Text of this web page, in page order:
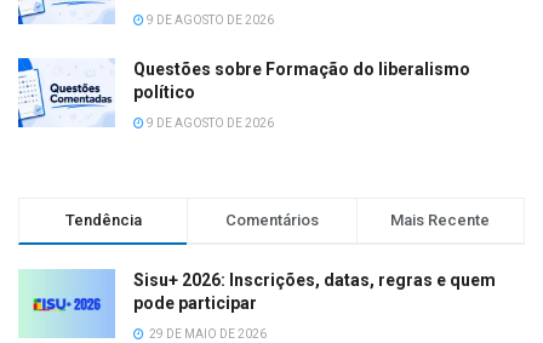
9 DE AGOSTO DE 2026
Questões sobre Formação do liberalismo
político
9 DE AGOSTO DE 2026
Tendência Comentários Mais Recente
Sisu+ 2026: Inscrições, datas, regras e quem
pode participar
29 DE MAIO DE 2026